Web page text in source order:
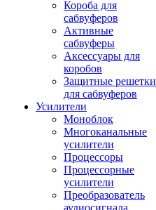
Короба для
сабвуферов
Активные
сабвуферы
Аксессуары для
коробов
Защитные решетки
для сабвуферов
Усилители
Моноблок
Многоканальные
усилители
Процессоры
Процессорные
усилители
Преобразователь
аудиосигнала